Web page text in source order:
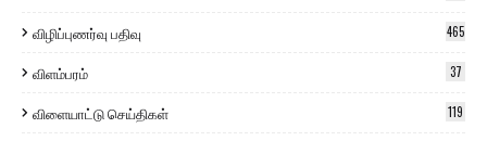
விழிப்புணர்வு பதிவு 465
விளம்பரம் 37
விளையாட்டு செய்திகள் 119